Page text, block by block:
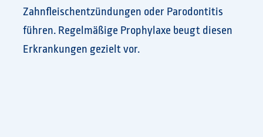
Zahnfleischentzündungen oder Parodontitis
führen. Regelmäßige Prophylaxe beugt diesen
Erkrankungen gezielt vor.